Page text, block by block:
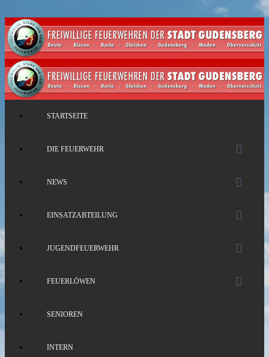
STARTSEITE
DIE FEUERWEHR
NEWS
EINSATZABTEILUNG
JUGENDFEUERWEHR
FEUERLÖWEN
SENIOREN
INTERN